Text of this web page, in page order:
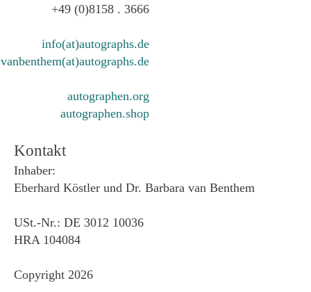
+49 (0)8158 . 3666
info(at)autographs.de
vanbenthem(at)autographs.de
autographen.org
autographen.shop
Kontakt
Inhaber:
Eberhard Köstler und Dr. Barbara van Benthem
USt.-Nr.: DE 3012 10036
HRA 104084
Copyright 2026